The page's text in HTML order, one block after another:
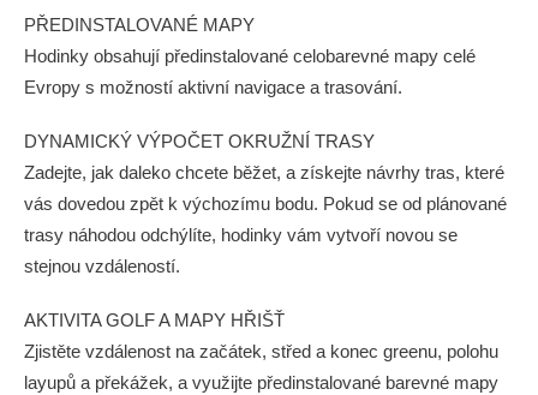
PŘEDINSTALOVANÉ MAPY
Hodinky obsahují předinstalované celobarevné mapy celé
Evropy s možností aktivní navigace a trasování.
DYNAMICKÝ VÝPOČET OKRUŽNÍ TRASY
Zadejte, jak daleko chcete běžet, a získejte návrhy tras, které
vás dovedou zpět k výchozímu bodu. Pokud se od plánované
trasy náhodou odchýlíte, hodinky vám vytvoří novou se
stejnou vzdáleností.
AKTIVITA GOLF A MAPY HŘIŠŤ
Zjistěte vzdálenost na začátek, střed a konec greenu, polohu
layupů a překážek, a využijte předinstalované barevné mapy